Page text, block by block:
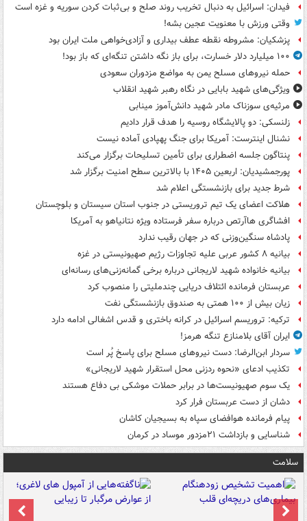
فیدان: اسرائیل به دنبال تخریب روند صلح و بی‌ثبات کردن سوریه و غزه است
وقتی ورزش با معنویت عجین بشه!
پزشکیان: مشروطه نقطه عطف بیداری و آزادی‌خواهی ملت ایران بود
۱۰۰ میلیارد دلار خسارت، برای باز نگه داشتن تنگه‌ای که باز بود!
حمله نیروهای مسلح یمن به مواضع مزدوران سعودی
ویژگی‌های شهید بابایی در نگاه رهبر شهید انقلاب
مرثیه‌ی سوزناک مادر شهید دانش‌آموز مینابی
زلنسکی: دو پالایشگاه روسیه را هدف قرار دادیم
نشنال اینترست: آمریکا برای جنگ پهپادی آماده نیست
پنتاگون جلسه اضطراری برای تأمین تسلیحات برگزار می‌کند
پورجمشیدیان: اربعین ۱۴۰۵ با بالاترین سطح امنیت برگزار شد
شرط جدید برای بازنشستگی اعلام شد
هلاکت اعضای یک تیم تروریستی در جنوب استان سیستان و بلوچستان
افشاگری هاآرتص درباره سفر فرستاده ویژه نتانیاهو به آمریکا
پادشاه سنگین‌وزنی که در جهان رقیب ندارد
بیانیه ۸ کشور عربی علیه تجاوزات رژیم صهیونیستی در غزه
بیانیه خانواده شهید لاریجانی درباره برخی گمانه‌زنی‌های رسانه‌ای
عربستان فرمانده ائتلاف دریایی چندملیتی را منصوب کرد
زیان بیش از ۱۰۰ همتی به صندوق‌ بازنشستگی نفت
ترکیه: تروریسم اسرائیل در کرانه باختری و قدس اشغالی ادامه دارد
ایران آقای بلامنازع تنگه هرمز!
سردار ابن‌الرضا: دست نیروهای مسلح برای پاسخ پُر است
تکذیب ادعای «نحوه ردزنی محل استقرار شهید لاریجانی»
یک‌ سوم صهیونیست‌ها در برابر حملات موشکی بی دفاع هستند
دشان از دست عربستان فرار کرد
پیام فرمانده هوافضای سپاه به بسیجیان کاشان
شناسایی و بازداشت ۲۱مزدور موساد در کرمان
سلامت